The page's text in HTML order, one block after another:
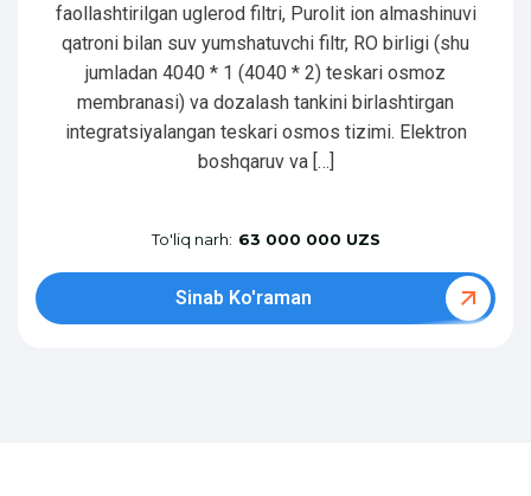
faollashtirilgan uglerod filtri, Purolit ion almashinuvi
qatroni bilan suv yumshatuvchi filtr, RO birligi (shu
jumladan 4040 * 1 (4040 * 2) teskari osmoz
membranasi) va dozalash tankini birlashtirgan
integratsiyalangan teskari osmos tizimi. Elektron
boshqaruv va […]
To'liq narh: 63 000 000 UZS
Sinab Ko'raman